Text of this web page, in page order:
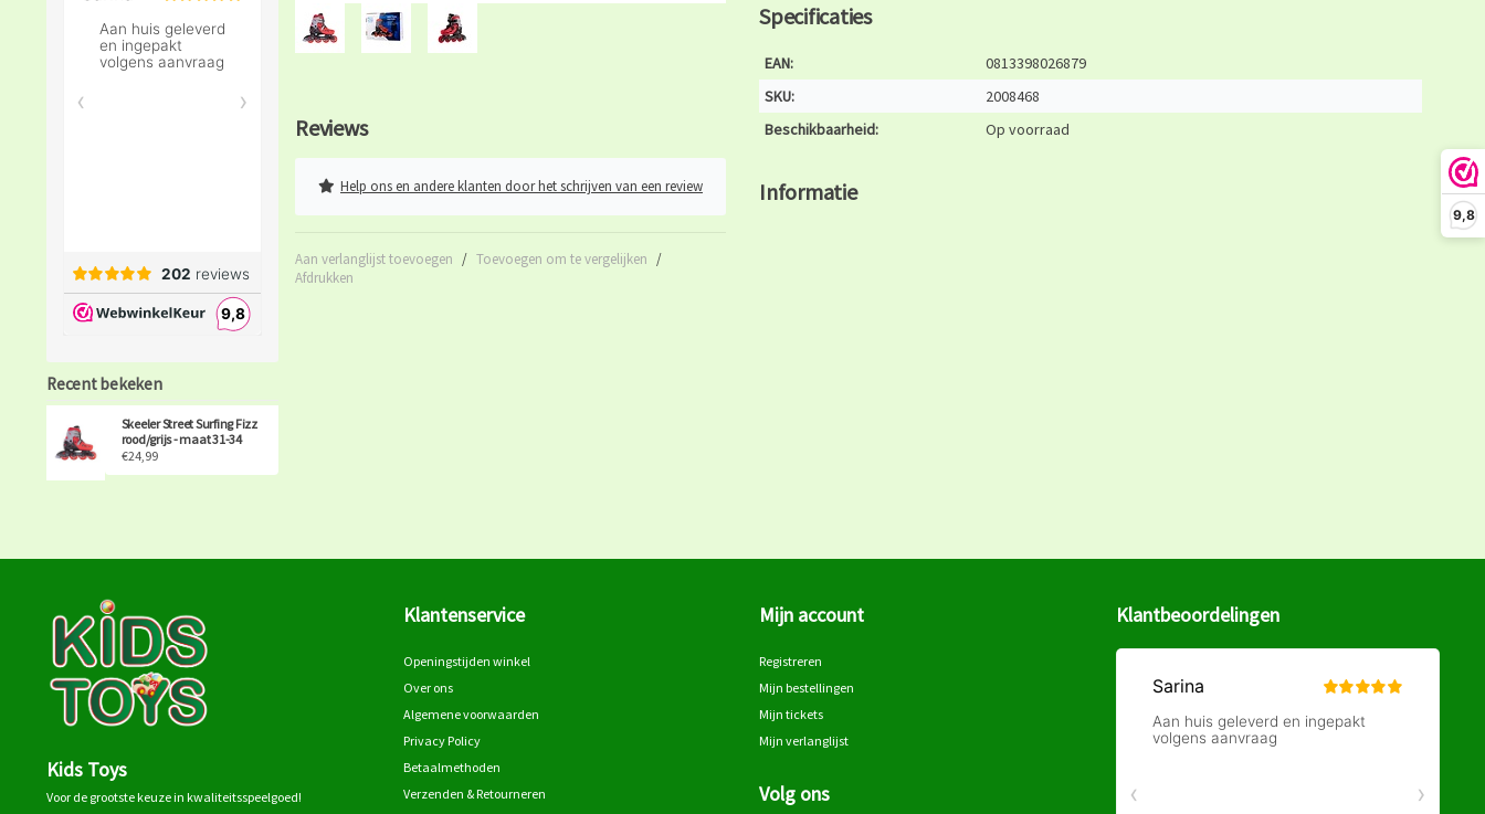
9,8
Recent bekeken
Skeeler Street Surfing Fizz
rood/grijs - maat 31-34
€24,99
Reviews
Help ons en andere klanten door het schrijven van een review
Aan verlanglijst toevoegen / Toevoegen om te vergelijken /
Afdrukken
Specificaties
EAN:
0813398026879
SKU:
2008468
Beschikbaarheid:
Op voorraad
Informatie
Kids Toys
Voor de grootste keuze in kwaliteitsspeelgoed!
Klantenservice
Openingstijden winkel
Over ons
Algemene voorwaarden
Privacy Policy
Betaalmethoden
Verzenden & Retourneren
Mijn account
Registreren
Mijn bestellingen
Mijn tickets
Mijn verlanglijst
Volg ons
Klantbeoordelingen